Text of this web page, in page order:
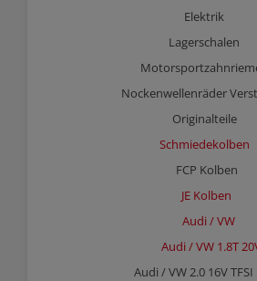
Elektrik
Lagerschalen
Nockenwellenräder
Originalteile
Schmiedekolben
FCP Kolben
JE Kolben
Audi / VW
Audi / VW 1.8T
Audi / VW 2.0 16V TFSI